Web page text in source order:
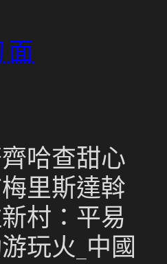
面
哈查甜心
里斯達斡
村：平易
玩火_中國